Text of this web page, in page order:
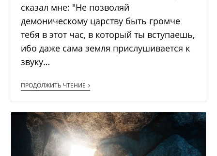
сказал мне: "Не позволяй
демоническому царству быть громче
тебя в этот час, в который ты вступаешь,
ибо даже сама земля прислушивается к
звуку…
ПРОДОЛЖИТЬ ЧТЕНИЕ